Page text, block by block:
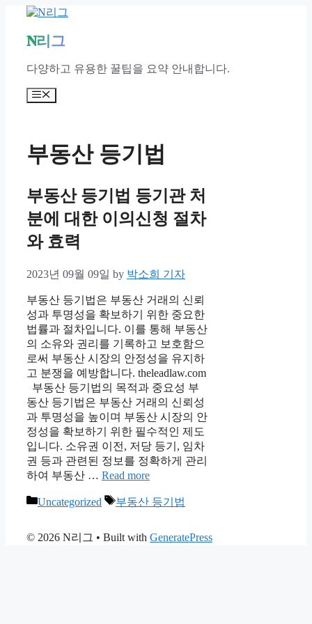
contentN리그
다양하고 유용한 꿀팁을 요약 안내합니다.
Menu
부동산 등기법
부동산 등기법 등기관 처
분에 대한 이의신청 절차
와 효력
2023년 09월 09일 by 박소희 기자
부동산 등기법은 부동산 거래의 신뢰
성과 투명성을 확보하기 위한 중요한
법률과 절차입니다. 이를 통해 부동산
의 소유와 권리를 기록하고 보호함으
로써 부동산 시장의 안정성을 유지하
고 분쟁을 예방합니다. theleadlaw.com
부동산 등기법의 목적과 중요성 부
동산 등기법은 부동산 거래의 신뢰성
과 투명성을 높이며 부동산 시장의 안
정성을 확보하기 위한 필수적인 제도
입니다. 소유권 이전, 저당 등기, 임차
권 등과 관련된 정보를 정확하게 관리
하여 부동산 … Read more
Categories
Uncategorized Tags
부동산 등기법
© 2026 N리그 • Built with GeneratePress